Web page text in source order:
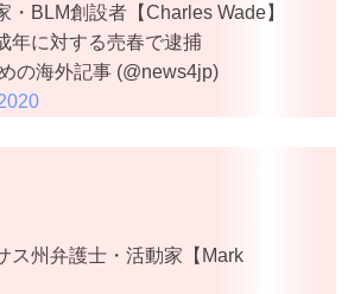
BLM創設者【Charles Wade】
年に対する売春で逮捕
の海外記事 (@news4jp)
州弁護士・活動家【Mark